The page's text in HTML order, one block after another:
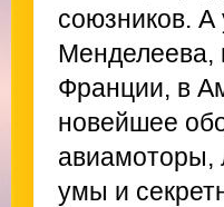
союзников.
Менделеева,
Франции, в
новейшее
авиамоторы,
умы и